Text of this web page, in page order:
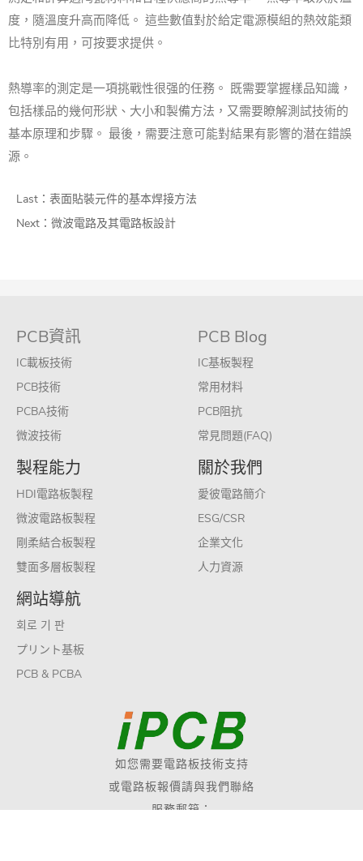
度，隨溫度升高而降低。 這些數值對於給定電源模組的熱效能類
比特別有用，可按要求提供。
熱導率的測定是一項挑戰性很强的任務。 既需要掌握樣品知識，
包括樣品的幾何形狀、大小和製備方法，又需要瞭解測試技術的
基本原理和步驟。 最後，需要注意可能對結果有影響的潜在錯誤
源。
Last： 表面貼裝元件的基本焊接方法
Next： 微波電路及其電路板設計
PCB資訊
IC載板技術
PCB技術
PCBA技術
微波技術
PCB Blog
IC基板製程
常用材料
PCB阻抗
常見問題(FAQ)
製程能力
HDI電路板製程
微波電路板製程
剛柔結合板製程
雙面多層板製程
關於我們
愛彼電路簡介
ESG/CSR
企業文化
人力資源
網站導航
회로 기 판
プリント基板
PCB & PCBA
如您需要電路板技術支持
或電路板報價請與我們聯絡
服務郵箱：